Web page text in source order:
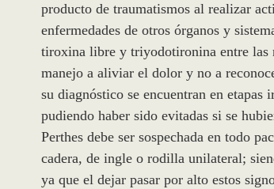
producto de traumatismos al realizar
enfermedades de otros órganos y
tiroxina libre y triyodotironina entre las
manejo a aliviar el dolor y no a
su diagnóstico se encuentran en
pudiendo haber sido evitadas si se
Perthes debe ser sospechada en todo
cadera, de ingle o rodilla unilateral;
ya que el dejar pasar por alto estos